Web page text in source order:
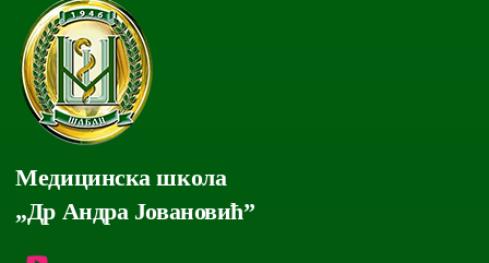
Медицинска школа
„Др Андра Јовановић”